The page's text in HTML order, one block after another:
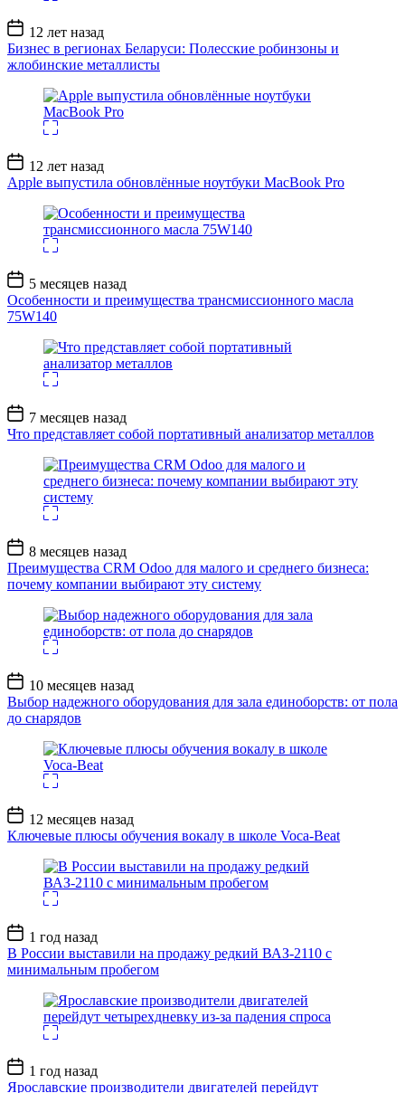
Дата
записи
12 лет назад
Бизнес в регионах Беларуси: Полесские робинзоны и
жлобинские металлисты
Дата
записи
12 лет назад
Apple выпустила обновлённые ноутбуки MacBook Pro
Дата
записи
5 месяцев назад
Особенности и преимущества трансмиссионного масла
75W140
Дата
записи
7 месяцев назад
Что представляет собой портативный анализатор металлов
Дата
записи
8 месяцев назад
Преимущества CRM Odoo для малого и среднего бизнеса:
почему компании выбирают эту систему
Дата
записи
10 месяцев назад
Выбор надежного оборудования для зала единоборств: от пола
до снарядов
Дата
записи
12 месяцев назад
Ключевые плюсы обучения вокалу в школе Voca-Beat
Дата
записи
1 год назад
В России выставили на продажу редкий ВАЗ-2110 с
минимальным пробегом
Дата
записи
1 год назад
Ярославские производители двигателей перейдут